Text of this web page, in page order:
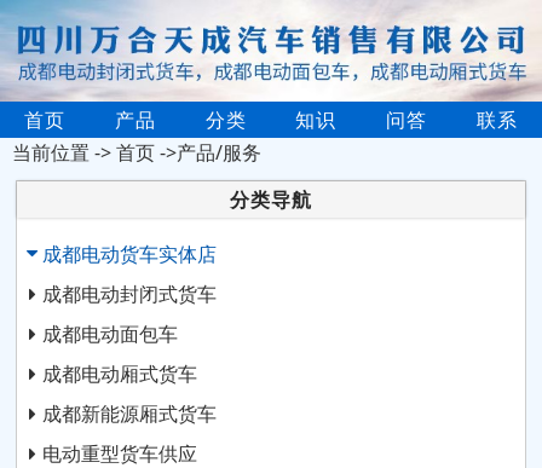
首页 产品 分类 知识 问答
联系
当前位置 ->首页->产品/服务
分类导航
成都电动货车实体店
成都电动封闭式货车
成都电动面包车
成都电动厢式货车
成都新能源厢式货车
电动重型货车供应